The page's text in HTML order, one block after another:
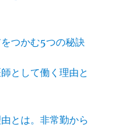
つかむ5つの秘訣
として働く理由と
とは。非常勤から